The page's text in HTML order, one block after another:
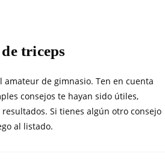
triceps
de gimnasio. Ten en cuenta
consejos te hayan sido útiles,
Si tienes algún otro consejo
al listado.